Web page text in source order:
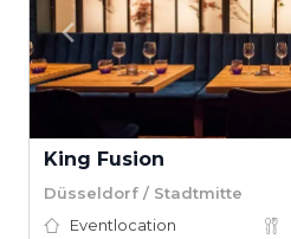
King Fusion
Düsseldorf / Stadtmitte
Eventlocation